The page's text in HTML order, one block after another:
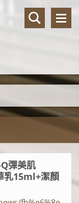
彈美肌
乳15ml+潔顏